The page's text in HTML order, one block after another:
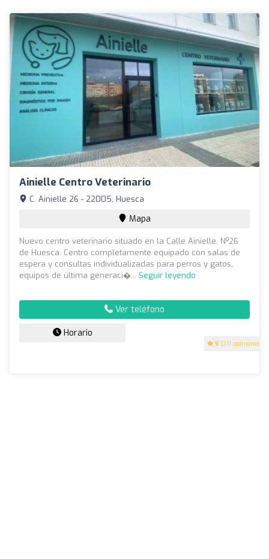
Ainielle Centro Veterinario
5 (211 opiniones)
C. Ainielle 26 - 22005, Huesca
Mapa
Nuevo centro veterinario situado en la Calle Ainielle, Nº26
de Huesca. Centro completamente equipado con salas de
espera y consultas individualizadas para perros y gatos,
equipos de última generaci�... Seguir leyendo
Ver teléfono
Horario